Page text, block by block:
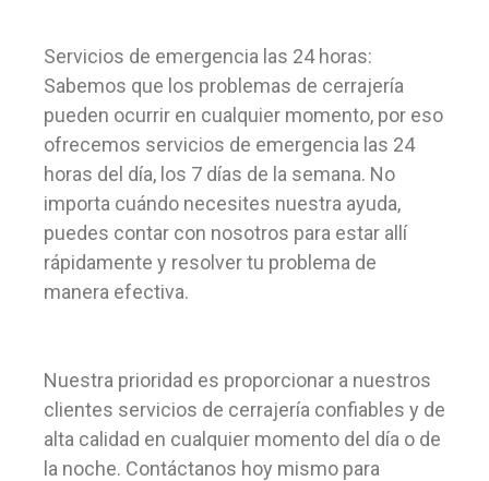
Servicios de emergencia las 24 horas:
Sabemos que los problemas de cerrajería
pueden ocurrir en cualquier momento, por eso
ofrecemos servicios de emergencia las 24
horas del día, los 7 días de la semana. No
importa cuándo necesites nuestra ayuda,
puedes contar con nosotros para estar allí
rápidamente y resolver tu problema de
manera efectiva.
Nuestra prioridad es proporcionar a nuestros
clientes servicios de cerrajería confiables y de
alta calidad en cualquier momento del día o de
la noche. Contáctanos hoy mismo para